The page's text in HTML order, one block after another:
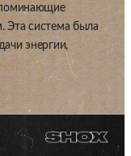
Эта система была
энергии,